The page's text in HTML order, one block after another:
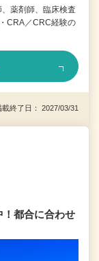
、薬剤師、臨床検査
CRA／CRC経験の
終了日： 2027/03/31
都合に合わせ